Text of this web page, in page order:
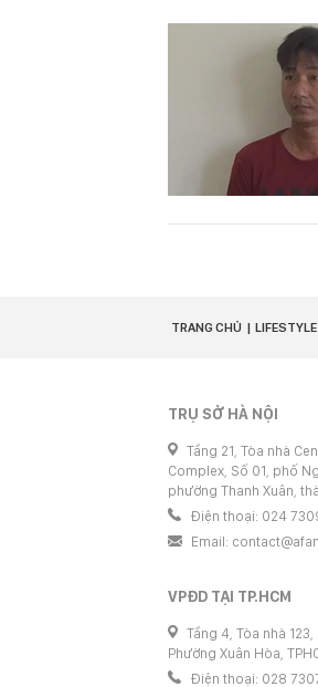
TRANG CHỦ LIFESTYLE
TRỤ SỞ HÀ NỘI
Tầng 21, Tòa nhà
Complex, Số 01, phố
phường Thanh Xuân,
Điện thoại: 024
Email:
VPĐD TẠI TP.HCM
Tầng 4, Tòa nhà 123,
Phường Xuân Hòa,
Điện thoại: 028